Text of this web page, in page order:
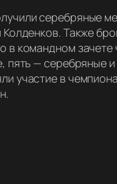
серебряные
Также
в командном
пять — серебряные
участие в